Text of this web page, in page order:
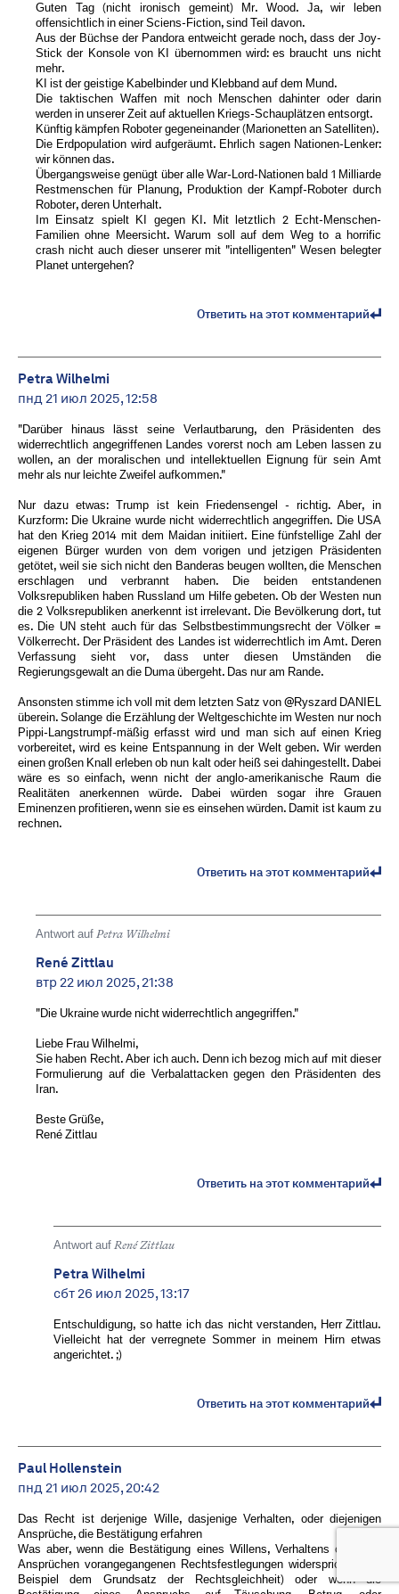
Guten Tag (nicht ironisch gemeint) Mr. Wood. Ja, wir leben
offensichtlich in einer Sciens-Fiction, sind Teil davon.
Aus der Büchse der Pandora entweicht gerade noch, dass der Joy-
Stick der Konsole von KI übernommen wird: es braucht uns nicht
mehr.
KI ist der geistige Kabelbinder und Klebband auf dem Mund.
Die taktischen Waffen mit noch Menschen dahinter oder darin
werden in unserer Zeit auf aktuellen Kriegs-Schauplätzen entsorgt.
Künftig kämpfen Roboter gegeneinander (Marionetten an Satelliten).
Die Erdpopulation wird aufgeräumt. Ehrlich sagen Nationen-Lenker:
wir können das.
Übergangsweise genügt über alle War-Lord-Nationen bald 1 Milliarde
Restmenschen für Planung, Produktion der Kampf-Roboter durch
Roboter, deren Unterhalt.
Im Einsatz spielt KI gegen KI. Mit letztlich 2 Echt-Menschen-
Familien ohne Meersicht. Warum soll auf dem Weg to a horrific
crash nicht auch dieser unserer mit "intelligenten" Wesen belegter
Planet untergehen?
Ответить на этот комментарий
Petra Wilhelmi
пнд 21 июл 2025, 12:58
"Darüber hinaus lässt seine Verlautbarung, den Präsidenten des
widerrechtlich angegriffenen Landes vorerst noch am Leben lassen zu
wollen, an der moralischen und intellektuellen Eignung für sein Amt
mehr als nur leichte Zweifel aufkommen."
Nur dazu etwas: Trump ist kein Friedensengel - richtig. Aber, in
Kurzform: Die Ukraine wurde nicht widerrechtlich angegriffen. Die USA
hat den Krieg 2014 mit dem Maidan initiiert. Eine fünfstellige Zahl der
eigenen Bürger wurden von dem vorigen und jetzigen Präsidenten
getötet, weil sie sich nicht den Banderas beugen wollten, die Menschen
erschlagen und verbrannt haben. Die beiden entstandenen
Volksrepubliken haben Russland um Hilfe gebeten. Ob der Westen nun
die 2 Volksrepubliken anerkennt ist irrelevant. Die Bevölkerung dort, tut
es. Die UN steht auch für das Selbstbestimmungsrecht der Völker =
Völkerrecht. Der Präsident des Landes ist widerrechtlich im Amt. Deren
Verfassung sieht vor, dass unter diesen Umständen die
Regierungsgewalt an die Duma übergeht. Das nur am Rande.
Ansonsten stimme ich voll mit dem letzten Satz von @Ryszard DANIEL
überein. Solange die Erzählung der Weltgeschichte im Westen nur noch
Pippi-Langstrumpf-mäßig erfasst wird und man sich auf einen Krieg
vorbereitet, wird es keine Entspannung in der Welt geben. Wir werden
einen großen Knall erleben ob nun kalt oder heiß sei dahingestellt. Dabei
wäre es so einfach, wenn nicht der anglo-amerikanische Raum die
Realitäten anerkennen würde. Dabei würden sogar ihre Grauen
Eminenzen profitieren, wenn sie es einsehen würden. Damit ist kaum zu
rechnen.
Ответить на этот комментарий
Antwort auf Petra Wilhelmi
René Zittlau
втр 22 июл 2025, 21:38
"Die Ukraine wurde nicht widerrechtlich angegriffen."
Liebe Frau Wilhelmi,
Sie haben Recht. Aber ich auch. Denn ich bezog mich auf mit dieser
Formulierung auf die Verbalattacken gegen den Präsidenten des
Iran.
Beste Grüße,
René Zittlau
Ответить на этот комментарий
Antwort auf René Zittlau
Petra Wilhelmi
сбт 26 июл 2025, 13:17
Entschuldigung, so hatte ich das nicht verstanden, Herr Zittlau.
Vielleicht hat der verregnete Sommer in meinem Hirn etwas
angerichtet. ;)
Ответить на этот комментарий
Paul Hollenstein
пнд 21 июл 2025, 20:42
Das Recht ist derjenige Wille, dasjenige Verhalten, oder diejenigen
Ansprüche, die Bestätigung erfahren
Was aber, wenn die Bestätigung eines Willens, Verhaltens oder von
Ansprüchen vorangegangenen Rechtsfestlegungen widerspricht (zum
Beispiel dem Grundsatz der Rechtsgleichheit) oder wenn die